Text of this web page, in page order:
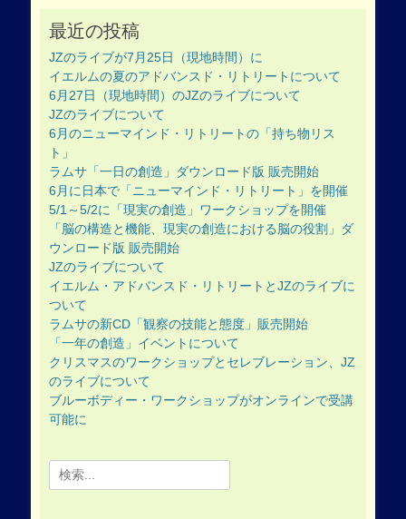
ー
シ
ョ
ン
最近の投稿
JZのライブが7月25日（現地時間）に
イエルムの夏のアドバンスド・リトリートについて
6月27日（現地時間）のJZのライブについて
JZのライブについて
6月のニューマインド・リトリートの「持ち物リス
ト」
ラムサ「一日の創造」ダウンロード版 販売開始
6月に日本で「ニューマインド・リトリート」を開催
5/1～5/2に「現実の創造」ワークショップを開催
「脳の構造と機能、現実の創造における脳の役割」ダ
ウンロード版 販売開始
JZのライブについて
イエルム・アドバンスド・リトリートとJZのライブに
ついて
ラムサの新CD「観察の技能と態度」販売開始
「一年の創造」イベントについて
クリスマスのワークショップとセレブレーション、JZ
のライブについて
ブルーボディー・ワークショップがオンラインで受講
可能に
Search
for: